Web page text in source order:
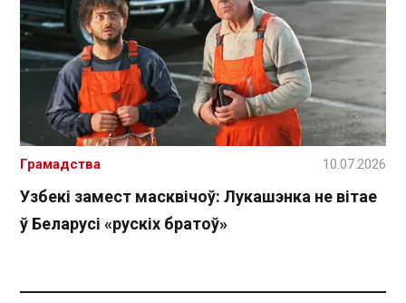
Узбекі замест масквічоў: Лукашэнка не вітае
ў Беларусі «рускіх братоў»
Грамадства 10.07.2026